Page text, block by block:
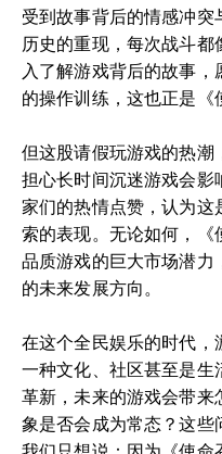
受到故事背后的情感冲
历史的重现，每次战斗
入了解游戏背后的故事
的操作训练，这也正是《
但这股请假玩游戏的热潮
担心长时间沉迷游戏会影
家们的热情点赞，认为这
索的表现。无论如何，《
品质游戏的巨大市场潜力
的未来发展方向。
在这个全民娱乐的时代，
一种文化、社区甚至是生
革新，未来的游戏会带来
象是否会成为常态？这些